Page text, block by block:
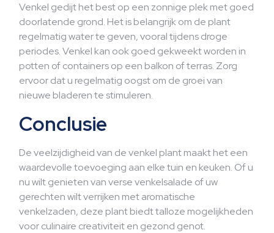
Venkel gedijt het best op een zonnige plek met goed
doorlatende grond. Het is belangrijk om de plant
regelmatig water te geven, vooral tijdens droge
periodes. Venkel kan ook goed gekweekt worden in
potten of containers op een balkon of terras. Zorg
ervoor dat u regelmatig oogst om de groei van
nieuwe bladeren te stimuleren.
Conclusie
De veelzijdigheid van de venkel plant maakt het een
waardevolle toevoeging aan elke tuin en keuken. Of u
nu wilt genieten van verse venkelsalade of uw
gerechten wilt verrijken met aromatische
venkelzaden, deze plant biedt talloze mogelijkheden
voor culinaire creativiteit en gezond genot.